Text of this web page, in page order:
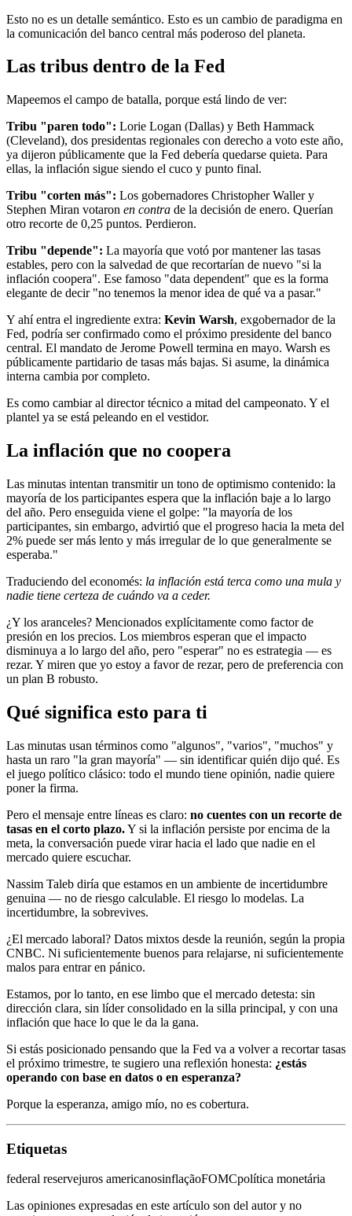
Esto no es un detalle semántico. Esto es un cambio de paradigma en
la comunicación del banco central más poderoso del planeta.
Las tribus dentro de la Fed
Mapeemos el campo de batalla, porque está lindo de ver:
Tribu "paren todo": Lorie Logan (Dallas) y Beth Hammack
(Cleveland), dos presidentas regionales con derecho a voto este año,
ya dijeron públicamente que la Fed debería quedarse quieta. Para
ellas, la inflación sigue siendo el cuco y punto final.
Tribu "corten más": Los gobernadores Christopher Waller y
Stephen Miran votaron en contra de la decisión de enero. Querían
otro recorte de 0,25 puntos. Perdieron.
Tribu "depende": La mayoría que votó por mantener las tasas
estables, pero con la salvedad de que recortarían de nuevo "si la
inflación coopera". Ese famoso "data dependent" que es la forma
elegante de decir "no tenemos la menor idea de qué va a pasar."
Y ahí entra el ingrediente extra: Kevin Warsh, exgobernador de la
Fed, podría ser confirmado como el próximo presidente del banco
central. El mandato de Jerome Powell termina en mayo. Warsh es
públicamente partidario de tasas más bajas. Si asume, la dinámica
interna cambia por completo.
Es como cambiar al director técnico a mitad del campeonato. Y el
plantel ya se está peleando en el vestidor.
La inflación que no coopera
Las minutas intentan transmitir un tono de optimismo contenido: la
mayoría de los participantes espera que la inflación baje a lo largo
del año. Pero enseguida viene el golpe: "la mayoría de los
participantes, sin embargo, advirtió que el progreso hacia la meta del
2% puede ser más lento y más irregular de lo que generalmente se
esperaba."
Traduciendo del economés: la inflación está terca como una mula y
nadie tiene certeza de cuándo va a ceder.
¿Y los aranceles? Mencionados explícitamente como factor de
presión en los precios. Los miembros esperan que el impacto
disminuya a lo largo del año, pero "esperar" no es estrategia — es
rezar. Y miren que yo estoy a favor de rezar, pero de preferencia con
un plan B robusto.
Qué significa esto para ti
Las minutas usan términos como "algunos", "varios", "muchos" y
hasta un raro "la gran mayoría" — sin identificar quién dijo qué. Es
el juego político clásico: todo el mundo tiene opinión, nadie quiere
poner la firma.
Pero el mensaje entre líneas es claro: no cuentes con un recorte de
tasas en el corto plazo.Y si la inflación persiste por encima de la
meta, la conversación puede virar hacia el lado que nadie en el
mercado quiere escuchar.
Nassim Taleb diría que estamos en un ambiente de incertidumbre
genuina — no de riesgo calculable. El riesgo lo modelas. La
incertidumbre, la sobrevives.
¿El mercado laboral? Datos mixtos desde la reunión, según la propia
CNBC. Ni suficientemente buenos para relajarse, ni suficientemente
malos para entrar en pánico.
Estamos, por lo tanto, en ese limbo que el mercado detesta: sin
dirección clara, sin líder consolidado en la silla principal, y con una
inflación que hace lo que le da la gana.
Si estás posicionado pensando que la Fed va a volver a recortar tasas
el próximo trimestre, te sugiero una reflexión honesta: ¿estás
operando con base en datos o en esperanza?
Porque la esperanza, amigo mío, no es cobertura.
Etiquetas
federal reservejuros americanosinflaçãoFOMCpolítica monetária
Las opiniones expresadas en este artículo son del autor y no